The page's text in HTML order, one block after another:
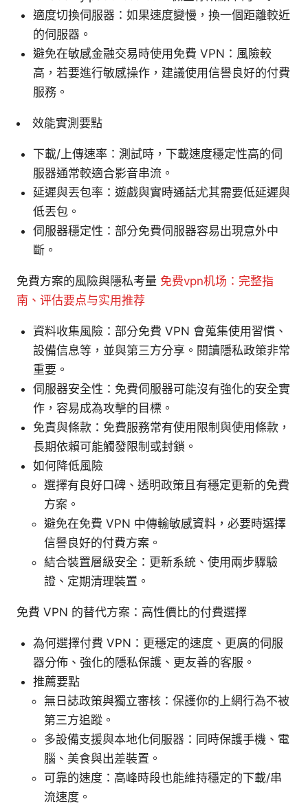
適度切換伺服器：如果速度變慢，換一個距離較近
的伺服器。
避免在敏感金融交易時使用免費 VPN：風險較
高，若要進行敏感操作，建議使用信譽良好的付費
服務。
效能實測要點
下載/上傳速率：測試時，下載速度穩定性高的伺
服器通常較適合影音串流。
延遲與丟包率：遊戲與實時通話尤其需要低延遲與
低丟包。
伺服器穩定性：部分免費伺服器容易出現意外中
斷。
免費方案的風險與隱私考量 免费vpn机场：完整指
南、评估要点与实用推荐
資料收集風險：部分免費 VPN 會蒐集使用習慣、
設備信息等，並與第三方分享。閱讀隱私政策非常
重要。
伺服器安全性：免費伺服器可能沒有強化的安全實
作，容易成為攻擊的目標。
免責與條款：免費服務常有使用限制與使用條款，
長期依賴可能觸發限制或封鎖。
如何降低風險
選擇有良好口碑、透明政策且有穩定更新的免費
方案。
避免在免費 VPN 中傳輸敏感資料，必要時選擇
信譽良好的付費方案。
結合裝置層級安全：更新系統、使用兩步驟驗
證、定期清理裝置。
免費 VPN 的替代方案：高性價比的付費選擇
為何選擇付費 VPN：更穩定的速度、更廣的伺服
器分佈、強化的隱私保護、更友善的客服。
推薦要點
無日誌政策與獨立審核：保護你的上網行為不被
第三方追蹤。
多設備支援與本地化伺服器：同時保護手機、電
腦、美食與出差裝置。
可靠的速度：高峰時段也能維持穩定的下載/串
流速度。